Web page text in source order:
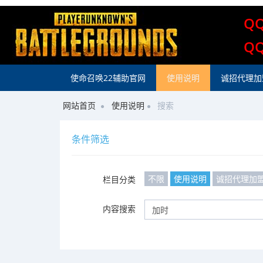
使命召唤22辅助官网 使用说明 诚招代理
网站首页 使用说明 搜索
条件筛选
栏目分类 不限 使用说明 诚招代理加
内容搜索